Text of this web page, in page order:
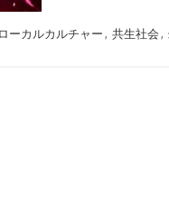
ローカルカルチャー , 共生社会 ,